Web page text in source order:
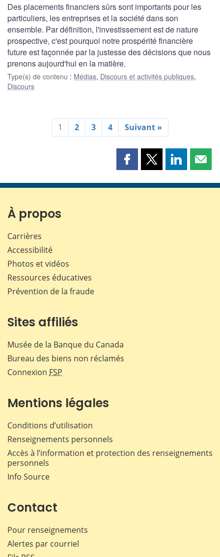
Des placements financiers sûrs sont importants pour les
particuliers, les entreprises et la société dans son
ensemble. Par définition, l'investissement est de nature
prospective, c'est pourquoi notre prospérité financière
future est façonnée par la justesse des décisions que nous
prenons aujourd'hui en la matière.
Type(s) de contenu : Médias, Discours et activités publiques,
Discours
1 2 3 4 Suivant »
Partager
page
Partager
page
Partager
page page
À propos
Carrières
Accessibilité
Photos et vidéos
Ressources éducatives
Prévention de la fraude
Sites affiliés
Musée de la Banque du Canada
Bureau des biens non réclamés
Connexion FSP
Mentions légales
Conditions d’utilisation
Renseignements personnels
Accès à l’information et protection des renseignements
personnels
Info Source
Contact
Pour renseignements
Alertes par courriel